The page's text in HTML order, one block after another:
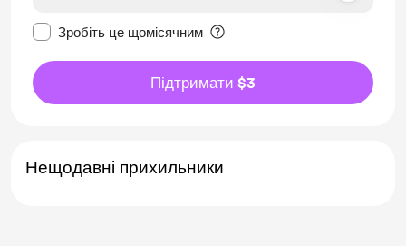
Зробіть це щомісячним
Підтримати $3
Нещодавні прихильники